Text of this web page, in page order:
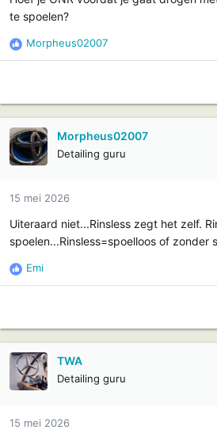
te spoelen?
R
e
i
e
s
Morpheus02007
Morpheus02007
Detailing guru
15 mei 2026
Uiteraard niet...Rinsless zegt het zelf.
spoelen...Rinsless=spoelloos of zonder
R
e
i
s
Emi
TWA
Detailing guru
15 mei 2026